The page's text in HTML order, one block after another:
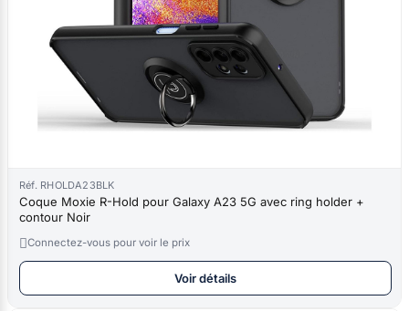
Réf. RHOLDA23BLK
Coque Moxie R-Hold pour Galaxy A23 5G avec ring holder +
contour Noir
Connectez-vous pour voir le prix
Voir détails